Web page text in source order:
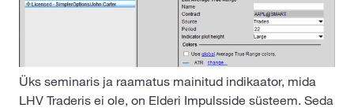
Üks seminaris ja raamatus mainitud indikaator, mida
LHV Traderis ei ole, on Elderi Impulsside süsteem. Seda